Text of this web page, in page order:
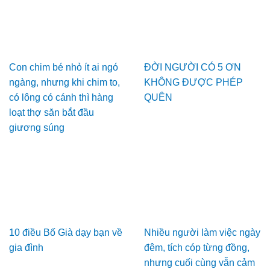
Con chim bé nhỏ ít ai ngó
ngàng, nhưng khi chim to,
có lông có cánh thì hàng
loạt thợ săn bắt đầu
giương súng
ĐỜI NGƯỜI CÓ 5 ƠN
KHÔNG ĐƯỢC PHÉP
QUÊN
10 điều Bố Già dạy bạn về
gia đình
Nhiều người làm việc ngày
đêm, tích cóp từng đồng,
nhưng cuối cùng vẫn cảm